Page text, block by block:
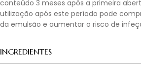
conteúdo 3 meses após a primeira
utilização após este período pode
da emulsão e aumentar o risco de
INGREDIENTES